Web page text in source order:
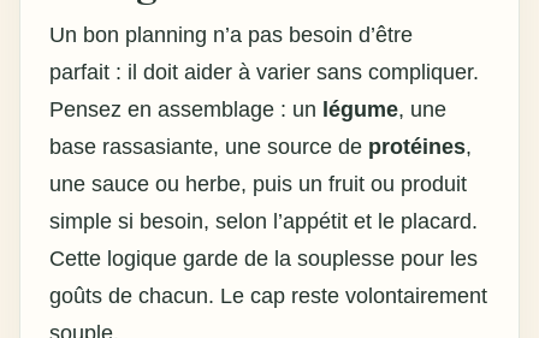
Un bon planning n’a pas besoin d’être
parfait : il doit aider à varier sans compliquer.
Pensez en assemblage : un légume, une
base rassasiante, une source de protéines,
une sauce ou herbe, puis un fruit ou produit
simple si besoin, selon l’appétit et le placard.
Cette logique garde de la souplesse pour les
goûts de chacun. Le cap reste volontairement
souple.